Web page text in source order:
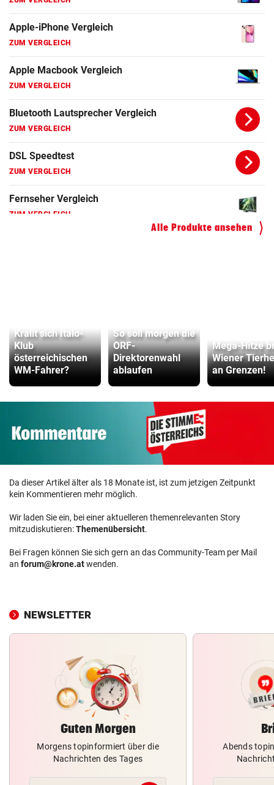
DSL Speedtest
Grafikkarten Vergleich
Alle Produkte ansehen
Krallt sich Italo-
Klub
österreichischen
WM-Fahrer?
So soll morgen die
ORF-
Direktorenwahl
ablaufen
Mega-Hitze
Wiener
an Grenzen!
Da dieser Artikel älter als 18 Monate ist, ist zum jetzigen Zeitpunkt
kein Kommentieren mehr möglich.
Wir laden Sie ein, bei einer aktuelleren themenrelevanten Story
mitzudiskutieren:Themenübersicht.
Bei Fragen können Sie sich gern an das Community-Team per Mail
an forum@krone.atwenden.
NEWSLETTER
Guten Morgen
Morgens topinformiert über die
Nachrichten des Tages
Abends